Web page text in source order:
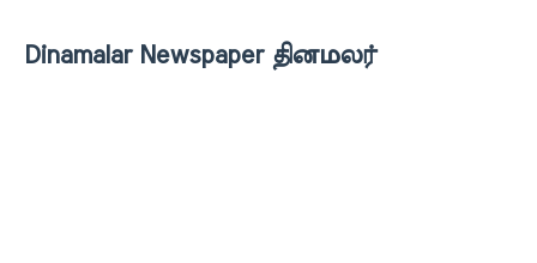
Dinamalar Newspaper தினமலர்